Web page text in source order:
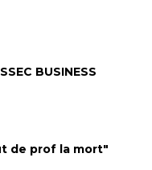
BUSINESS
de prof la mort"